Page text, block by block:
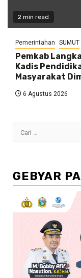
2 min read
Pemerintahan SUMUT
Pemkab
Kadis
Masyarakat
6 Agustus 2026
Cari
GEBYAR